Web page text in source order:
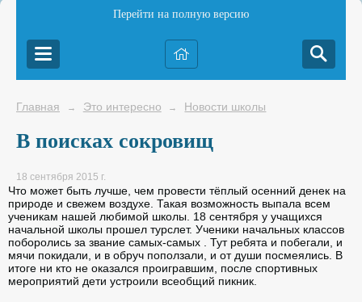
Перейти на полную версию
Главная → Это интересно → Новости школы
В поисках сокровищ
18 сентября 2015 г.
Что может быть лучше, чем провести тёплый осенний денек на
природе и свежем воздухе. Такая возможность выпала всем
ученикам нашей любимой школы. 18 сентября у учащихся
начальной школы прошел турслет. Ученики начальных классов
поборолись за звание самых-самых . Тут ребята и побегали, и
мячи покидали, и в обруч поползали, и от души посмеялись. В
итоге ни кто не оказался проигравшим, после спортивных
мероприятий дети устроили всеобщий пикник.